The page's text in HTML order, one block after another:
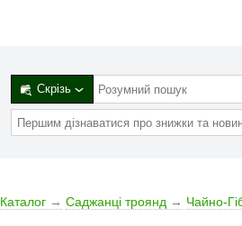
Скрізь
Каталог → Саджанці троянд → Чайно-